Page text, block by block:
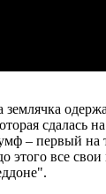
сдалась
– первый
этого все